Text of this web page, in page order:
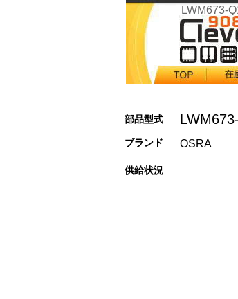
LWM673-
部品型式
ブランド OSRA
供給状況